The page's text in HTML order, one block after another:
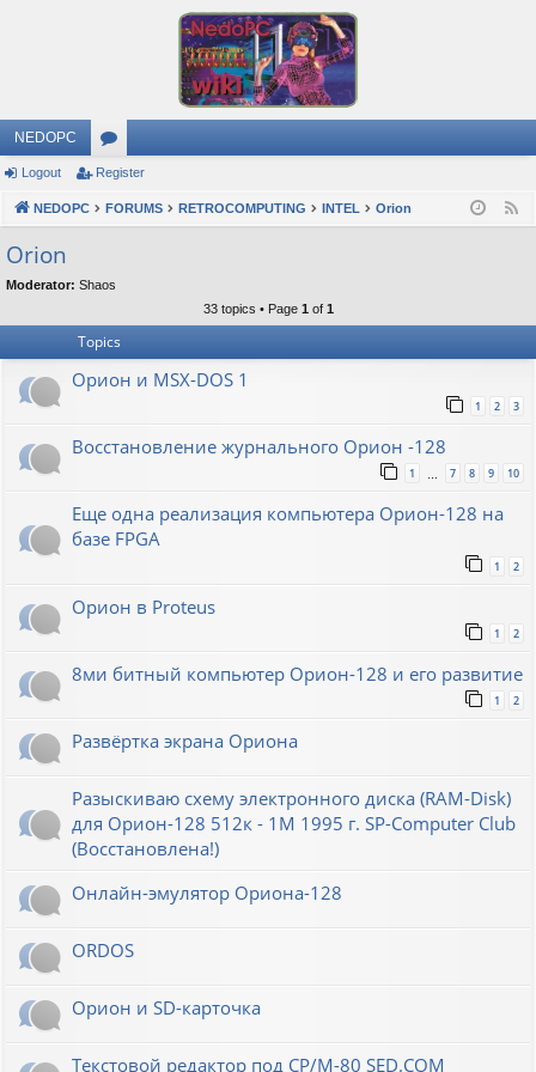
NEDOPC
or
u
s
Logout Register
NEDOPC FORUMS RETROCOMPUTING INTEL Orion
Orion
Moderator: Shaos
33 topics • Page 1 of 1
Topics
Орион и MSX-DOS 1
1 2 3
Восстановление журнального Орион -128
1 … 7 8 9 10
Еще одна реализация компьютера Орион-128 на
базе FPGA
1 2
Орион в Proteus
1 2
8ми битный компьютер Орион-128 и его развитие
1 2
Развёртка экрана Ориона
Разыскиваю схему электронного диска (RAM-Disk)
для Орион-128 512к - 1М 1995 г. SP-Computer Club
(Восстановлена!)
Онлайн-эмулятор Ориона-128
ORDOS
Орион и SD-карточка
Текстовой редактор под CP/M-80 SED.COM